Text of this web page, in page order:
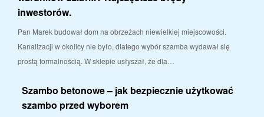
inwestorów.
Pan Marek budował dom na obrzeżach niewielkiej miejscowości.
Kanalizacji w okolicy nie było, dlatego wybór szamba wydawał się
prostą formalnością. W sklepie usłyszał, że dla…
Szambo betonowe – jak bezpiecznie użytkować
szambo przed wyborem